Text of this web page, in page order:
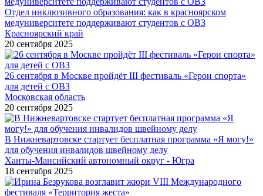
Отдел инклюзивного образования: как в красноярском
медуниверситете поддерживают студентов с ОВЗ
Красноярский край
20 сентября 2025
26 сентября в Москве пройдёт III фестиваль «Герои спорта»
для детей с ОВЗ
Московская область
20 сентября 2025
В Нижневартовске стартует бесплатная программа «Я могу!»
для обучения инвалидов швейному делу
Ханты-Мансийский автономный округ - Югра
18 сентября 2025